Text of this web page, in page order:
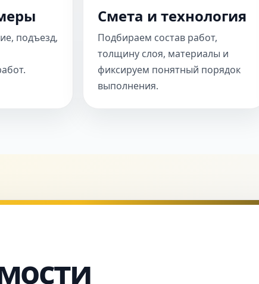
подъезд,
Смета и технология
Подбираем состав работ,
толщину слоя, материалы и
фиксируем понятный порядок
выполнения.